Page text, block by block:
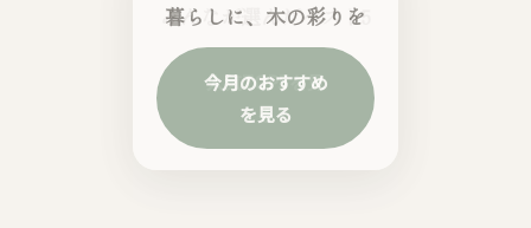
みんなが選んだベスト5
人気TOP5を見
る